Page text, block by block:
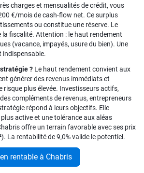
charges et mensualités de crédit, vous
€/mois de cash-flow net. Ce surplus
ou constitue une réserve. Le
fiscalité. Attention : le haut rendement
(vacance, impayés, usure du bien). Une
indispensable.
? Le haut rendement convient aux
générer des revenus immédiats et
risque plus élevée. Investisseurs actifs,
compléments de revenus, entrepreneurs
répond à leurs objectifs. Elle
active et une tolérance aux aléas
offre un terrain favorable avec ses prix
La rentabilité de 9,0% valide le potentiel.
rentable à Chabris